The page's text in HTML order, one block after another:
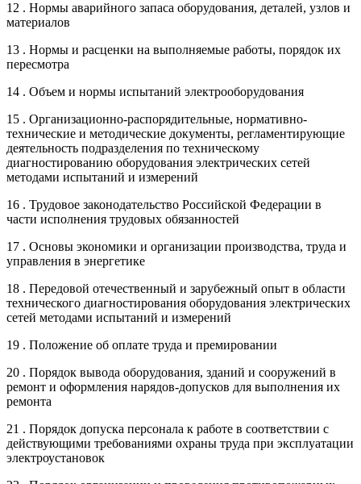
12 . Нормы аварийного запаса оборудования, деталей, узлов и
материалов
13 . Нормы и расценки на выполняемые работы, порядок их
пересмотра
14 . Объем и нормы испытаний электрооборудования
15 . Организационно-распорядительные, нормативно-
технические и методические документы, регламентирующие
деятельность подразделения по техническому
диагностированию оборудования электрических сетей
методами испытаний и измерений
16 . Трудовое законодательство Российской Федерации в
части исполнения трудовых обязанностей
17 . Основы экономики и организации производства, труда и
управления в энергетике
18 . Передовой отечественный и зарубежный опыт в области
технического диагностирования оборудования электрических
сетей методами испытаний и измерений
19 . Положение об оплате труда и премировании
20 . Порядок вывода оборудования, зданий и сооружений в
ремонт и оформления нарядов-допусков для выполнения их
ремонта
21 . Порядок допуска персонала к работе в соответствии с
действующими требованиями охраны труда при эксплуатации
электроустановок